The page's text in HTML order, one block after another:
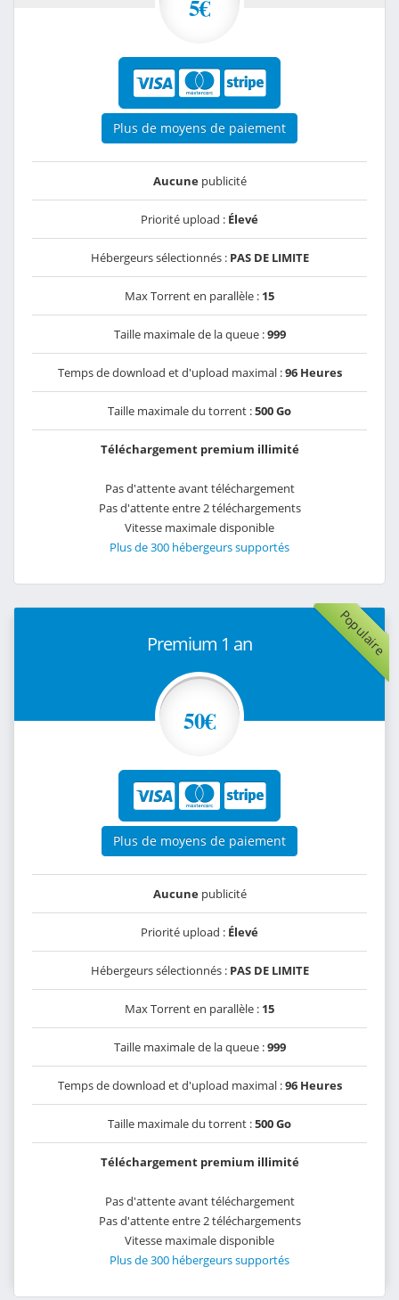
5€
Plus de moyens de paiement
Aucunepublicité
Priorité upload : Élevé
Hébergeurs sélectionnés : PAS DE LIMITE
Max Torrent en parallèle : 15
Taille maximale de la queue :999
Temps de download et d'upload maximal :96 Heures
Taille maximale du torrent :500 Go
Téléchargement premium illimité
Pas d'attente avant téléchargement
Pas d'attente entre 2 téléchargements
Vitesse maximale disponible
Plus de 300 hébergeurs supportés
Populaire
Premium 1 an
50€
Plus de moyens de paiement
Aucunepublicité
Priorité upload : Élevé
Hébergeurs sélectionnés : PAS DE LIMITE
Max Torrent en parallèle : 15
Taille maximale de la queue :999
Temps de download et d'upload maximal :96 Heures
Taille maximale du torrent :500 Go
Téléchargement premium illimité
Pas d'attente avant téléchargement
Pas d'attente entre 2 téléchargements
Vitesse maximale disponible
Plus de 300 hébergeurs supportés